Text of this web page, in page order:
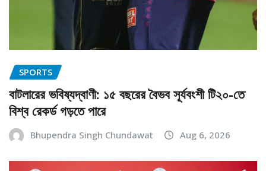
SPORTS
বাটলারের ভবিষ্যদ্বাণী: ১৫ বছরের বৈভব সূর্যবংশী টি২০-তে
বিশ্ব রেকর্ড গড়তে পারে
Bhupendra Singh Chundawat Aug 6, 2026